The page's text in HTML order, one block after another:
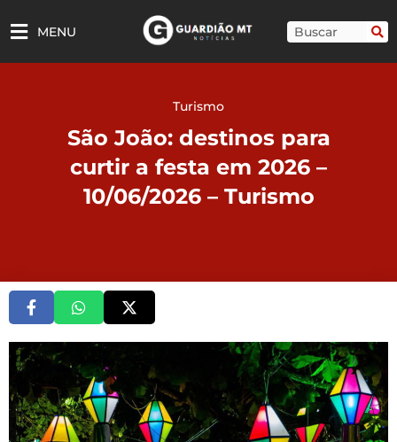
para
MENU Pesquisar
Turismo
São João: destinos para
curtir a festa em 2026 –
10/06/2026 – Turismo